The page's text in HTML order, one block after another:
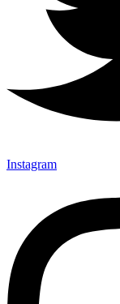
Instagram